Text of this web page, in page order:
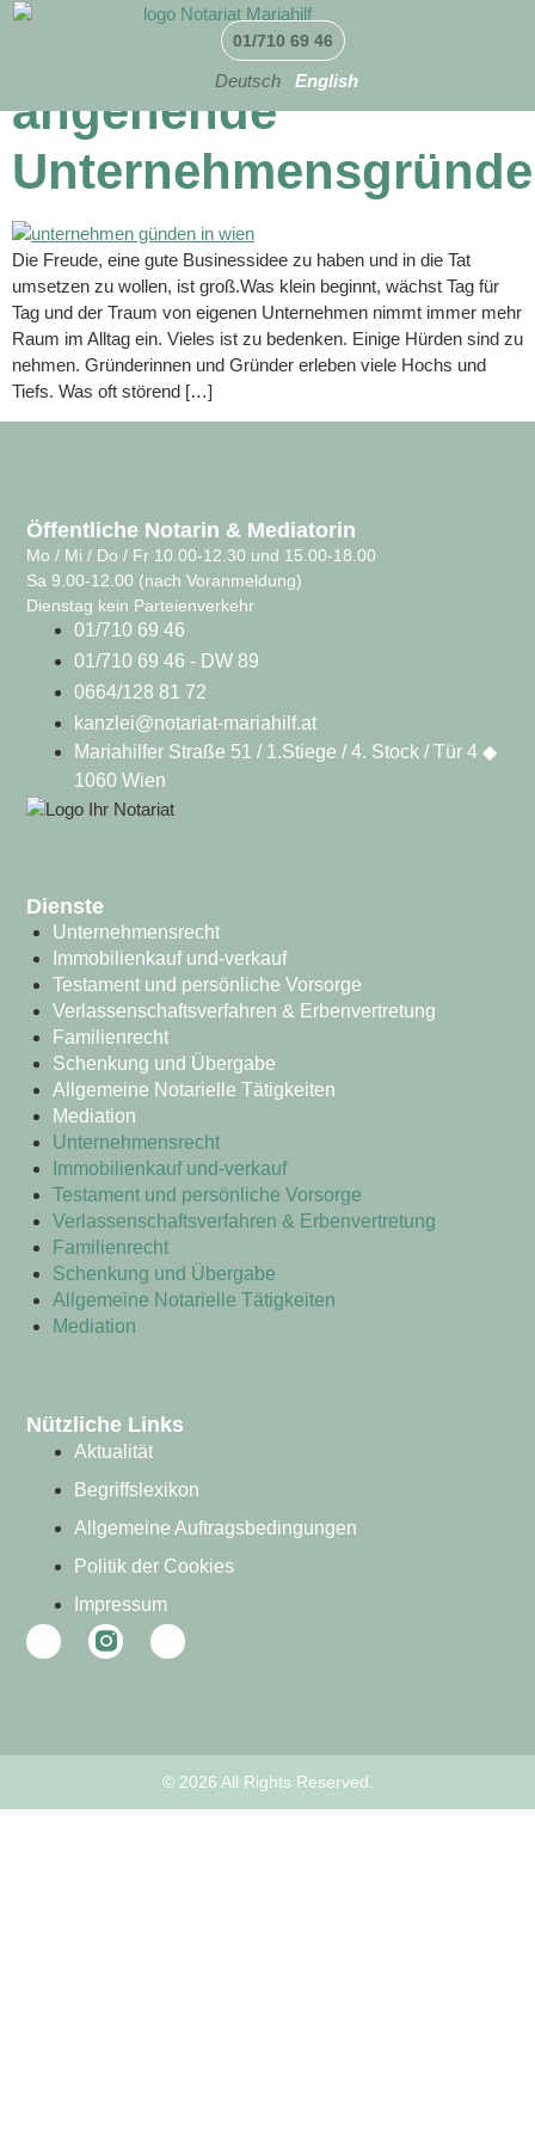
01/710 69 46
Deutsch English
Ein Leitfaden für
angehende
Die Freude, eine gute Businessidee zu haben und in die Tat
umsetzen zu wollen, ist groß.Was klein beginnt, wächst Tag für
Tag und der Traum von eigenen Unternehmen nimmt immer mehr
Raum im Alltag ein. Vieles ist zu bedenken. Einige Hürden sind zu
nehmen. Gründerinnen und Gründer erleben viele Hochs und
Tiefs. Was oft störend […]
Öffentliche Notarin & Mediatorin
Mo / Mi / Do / Fr 10.00-12.30 und 15.00-18.00
Sa 9.00-12.00 (nach Voranmeldung)
Dienstag kein Parteienverkehr
01/710 69 46
01/710 69 46 - DW 89
0664/128 81 72
kanzlei@notariat-mariahilf.at
Mariahilfer Straße 51 / 1.Stiege / 4. Stock / Tür 4 ◆
1060 Wien
Dienste
Unternehmensrecht
Immobilienkauf und-verkauf
Testament und persönliche Vorsorge
Verlassenschaftsverfahren & Erbenvertretung
Familienrecht
Schenkung und Übergabe
Allgemeine Notarielle Tätigkeiten
Mediation
Unternehmensrecht
Immobilienkauf und-verkauf
Testament und persönliche Vorsorge
Verlassenschaftsverfahren & Erbenvertretung
Familienrecht
Schenkung und Übergabe
Allgemeine Notarielle Tätigkeiten
Mediation
Nützliche Links
Aktualität
Begriffslexikon
Allgemeine Auftragsbedingungen
Politik der Cookies
Impressum
© 2026 All Rights Reserved.